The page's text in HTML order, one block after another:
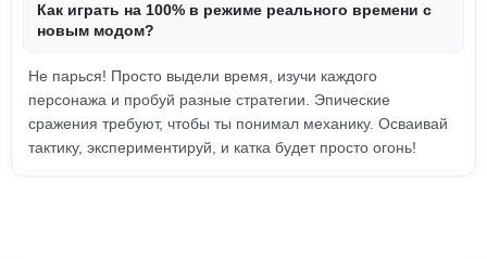
Как играть на 100% в режиме реального времени с
новым модом?
Не парься! Просто выдели время, изучи каждого
персонажа и пробуй разные стратегии. Эпические
сражения требуют, чтобы ты понимал механику. Осваивай
тактику, экспериментируй, и катка будет просто огонь!